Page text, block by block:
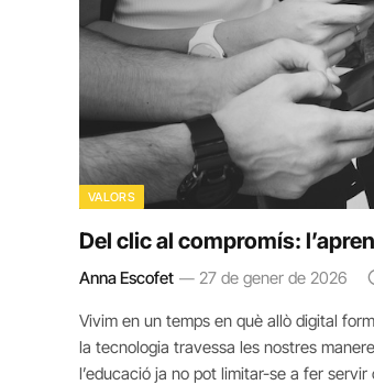
VALORS
Del clic al compromís:
Anna Escofet 27 de gener de 2026
Vivim en un temps en què allò digital
la tecnologia travessa les nostres
l’educació ja no pot limitar-se a fer